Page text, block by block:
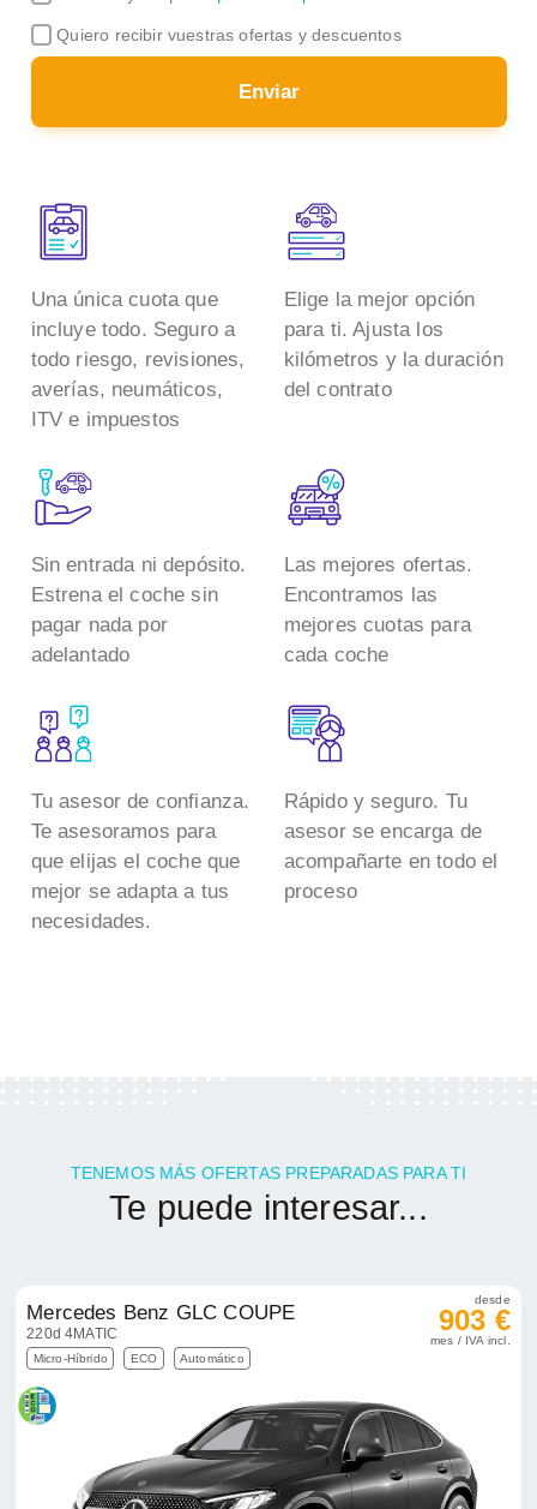
Quiero recibir vuestras ofertas y descuentos
Enviar
Una única cuota que
incluye todo. Seguro a
todo riesgo, revisiones,
averías, neumáticos,
ITV e impuestos
Elige la mejor opción
para ti. Ajusta los
kilómetros y la duración
del contrato
Sin entrada ni depósito.
Estrena el coche sin
pagar nada por
adelantado
Las mejores ofertas.
Encontramos las
mejores cuotas para
cada coche
Tu asesor de confianza.
Te asesoramos para
que elijas el coche que
mejor se adapta a tus
necesidades.
Rápido y seguro. Tu
asesor se encarga de
acompañarte en todo el
proceso
TENEMOS MÁS OFERTAS PREPARADAS PARA TI
Te puede interesar...
Mercedes Benz GLC COUPE
220d 4MATIC
Micro-Híbrido ECO Automático
desde
903 €
mes / IVA incl.